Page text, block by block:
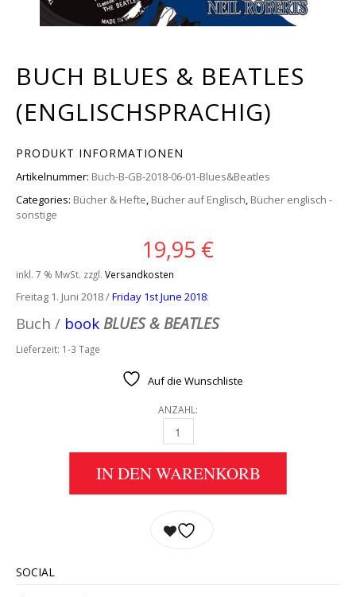
BUCH BLUES & BEATLES
(ENGLISCHSPRACHIG)
PRODUKT INFORMATIONEN
Artikelnummer: Buch-B-GB-2018-06-01-Blues&Beatles
Categories: Bücher & Hefte, Bücher auf Englisch, Bücher englisch -
sonstige
19,95 €
inkl. 7 % MwSt. zzgl. Versandkosten
Freitag 1. Juni 2018 /Friday 1st June 2018:
Buch / book BLUES & BEATLES
Lieferzeit: 1-3 Tage
Auf die Wunschliste
ANZAHL:
BUCH BLUES & BEATLES
IN DEN WARENKORB
SOCIAL